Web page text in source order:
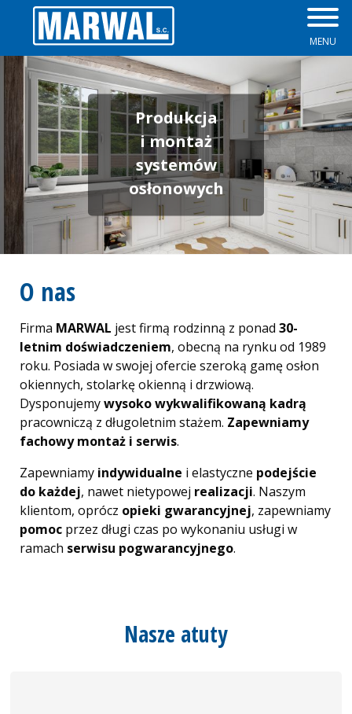
MENU
Produkcja
i montaż
systemów
osłonowych
O nas
Firma MARWAL jest firmą rodzinną z ponad 30-
letnim doświadczeniem, obecną na rynku od 1989
roku. Posiada w swojej ofercie szeroką gamę osłon
okiennych, stolarkę okienną i drzwiową.
Dysponujemywysoko wykwalifikowaną kadrą
pracowniczą z długoletnim stażem. Zapewniamy
fachowy montaż i serwis.
Zapewniamy indywidualne i elastyczne podejście
do każdej, nawet nietypowej realizacji. Naszym
klientom, oprócz opieki gwarancyjnej, zapewniamy
pomocprzez długi czas po wykonaniu usługi w
ramach serwisu pogwarancyjnego.
Nasze atuty
Zapory przeciwpowodziowe
Okna
Parapety
Drzwi
Rolety zewnętrzne
Plisy
Żaluzje
Rolety Dzień Noc
Rolety rzymskie
Moskitiery
Skrzynki na listy
Markizy, pergole
Bramy garażowe
Nawiewniki